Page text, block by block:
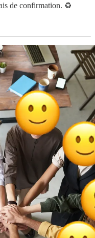
de confirmation. ♻️